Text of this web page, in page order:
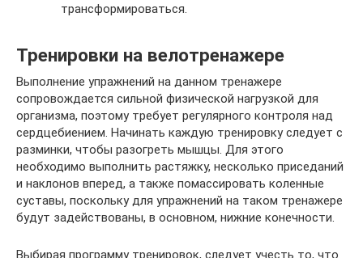
трансформироваться.
Тренировки на велотренажере
Выполнение упражнений на данном тренажере
сопровождается сильной физической нагрузкой для
организма, поэтому требует регулярного контроля над
сердцебиением. Начинать каждую тренировку следует с
разминки, чтобы разогреть мышцы. Для этого
необходимо выполнить растяжку, несколько приседаний
и наклонов вперед, а также помассировать коленные
суставы, поскольку для упражнений на таком тренажере
будут задействованы, в основном, нижние конечности.
Выбирая программу тренировок, следует учесть то, что